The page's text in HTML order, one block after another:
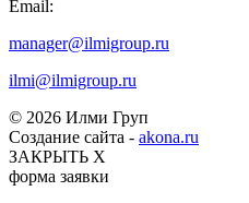
Email:
manager@ilmigroup.ru
ilmi@ilmigroup.ru
© 2026 Илми Груп
Создание сайта - akona.ru
ЗАКРЫТЬ Х
форма заявки